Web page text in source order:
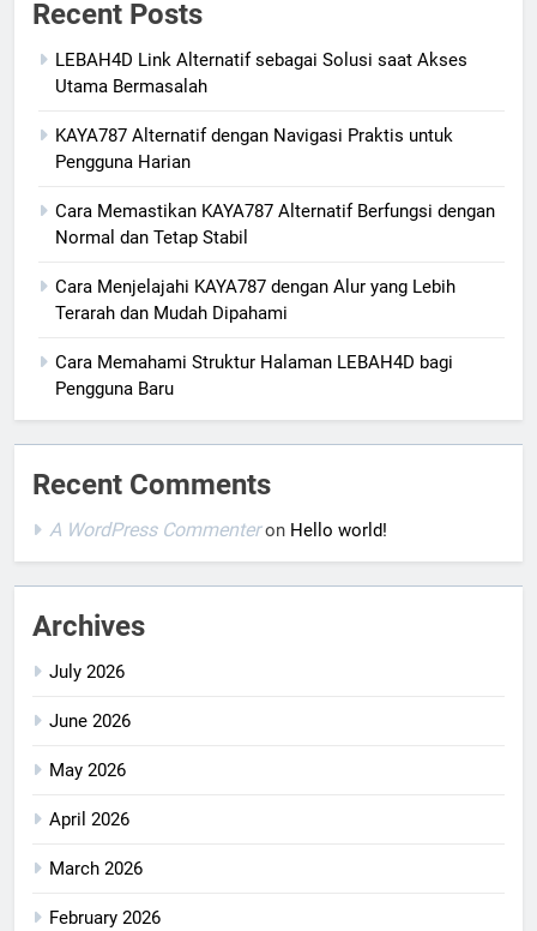
Recent Posts
LEBAH4D Link Alternatif sebagai Solusi saat Akses
Utama Bermasalah
KAYA787 Alternatif dengan Navigasi Praktis untuk
Pengguna Harian
Cara Memastikan KAYA787 Alternatif Berfungsi dengan
Normal dan Tetap Stabil
Cara Menjelajahi KAYA787 dengan Alur yang Lebih
Terarah dan Mudah Dipahami
Cara Memahami Struktur Halaman LEBAH4D bagi
Pengguna Baru
Recent Comments
A WordPress Commenteron Hello world!
Archives
July 2026
June 2026
May 2026
April 2026
March 2026
February 2026